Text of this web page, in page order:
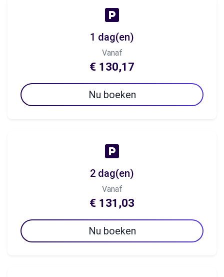
1 dag(en)
Vanaf
€ 130,17
Nu boeken
2 dag(en)
Vanaf
€ 131,03
Nu boeken